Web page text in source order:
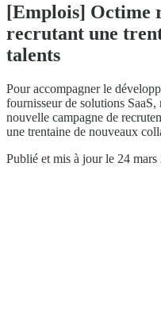
[Emplois] Octime
recrutant une
talents
Pour accompagner le
fournisseur de solutions SaaS,
nouvelle campagne de
une trentaine de nouveaux
Publié et mis à jour le 24 mars